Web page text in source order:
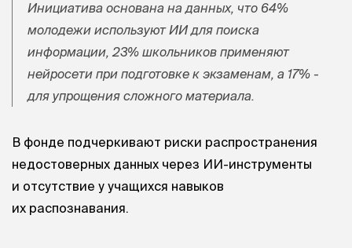
Инициатива основана на данных, что 64%
молодежи используют ИИ для поиска
информации, 23% школьников применяют
нейросети при подготовке к экзаменам, а 17% -
для упрощения сложного материала.
В фонде подчеркивают риски распространения
недостоверных данных через ИИ-инструменты
и отсутствие у учащихся навыков
их распознавания.